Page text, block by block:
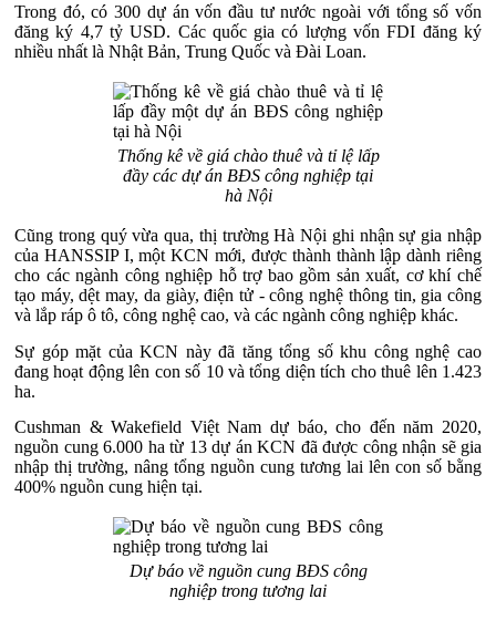
Trong đó, có 300 dự án vốn đầu tư nước ngoài với tổng số vốn
đăng ký 4,7 tỷ USD. Các quốc gia có lượng vốn FDI đăng ký
nhiều nhất là Nhật Bản, Trung Quốc và Đài Loan.
Thống kê về giá chào thuê và tỉ lệ lấp
đầy các dự án BĐS công nghiệp tại
hà Nội
Cũng trong quý vừa qua, thị trường Hà Nội ghi nhận sự gia nhập
của HANSSIP I, một KCN mới, được thành thành lập dành riêng
cho các ngành công nghiệp hỗ trợ bao gồm sản xuất, cơ khí chế
tạo máy, dệt may, da giày, điện tử - công nghệ thông tin, gia công
và lắp ráp ô tô, công nghệ cao, và các ngành công nghiệp khác.
Sự góp mặt của KCN này đã tăng tổng số khu công nghệ cao
đang hoạt động lên con số 10 và tổng diện tích cho thuê lên 1.423
ha.
Cushman & Wakefield Việt Nam dự báo, cho đến năm 2020,
nguồn cung 6.000 ha từ 13 dự án KCN đã được công nhận sẽ gia
nhập thị trường, nâng tổng nguồn cung tương lai lên con số bằng
400% nguồn cung hiện tại.
Dự báo về nguồn cung BĐS công
nghiệp trong tương lai